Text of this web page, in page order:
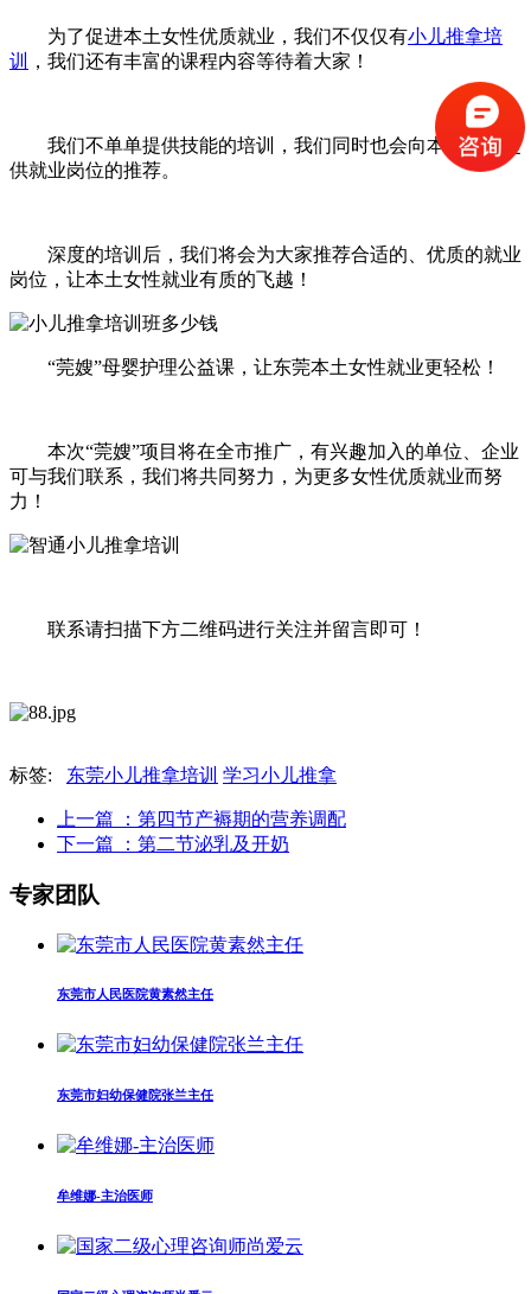
为了促进本土女性优质就业，我们不仅仅有小儿推拿培
训
，我们还有丰富的课程内容等待着大家！
我们不单单提供技能的培训，我们同时也会向本土女性提
供就业岗位的推荐。
深度的培训后，我们将会为大家推荐合适的、优质的就业
岗位，让本土女性就业有质的飞越！
“莞嫂”母婴护理公益课，让东莞本土女性就业更轻松！
本次“莞嫂”项目将在全市推广，有兴趣加入的单位、企业
可与我们联系，我们将共同努力，为更多女性优质就业而努
力！
联系请扫描下方二维码进行关注并留言即可！
标签: 东莞小儿推拿培训 学习小儿推拿
上一篇
：第四节产褥期的营养调配
下一篇
：第二节泌乳及开奶
专家团队
东莞市人民医院黄素然主任
东莞市妇幼保健院张兰主任
牟维娜-主治医师